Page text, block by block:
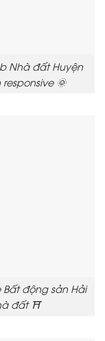
Nhà đất Huyện
🌞
động sản Hải
đất ⛩️